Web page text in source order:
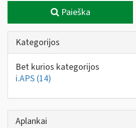
Paieška
Kategorijos
Bet kurios kategorijos
i.APS (14)
Aplankai